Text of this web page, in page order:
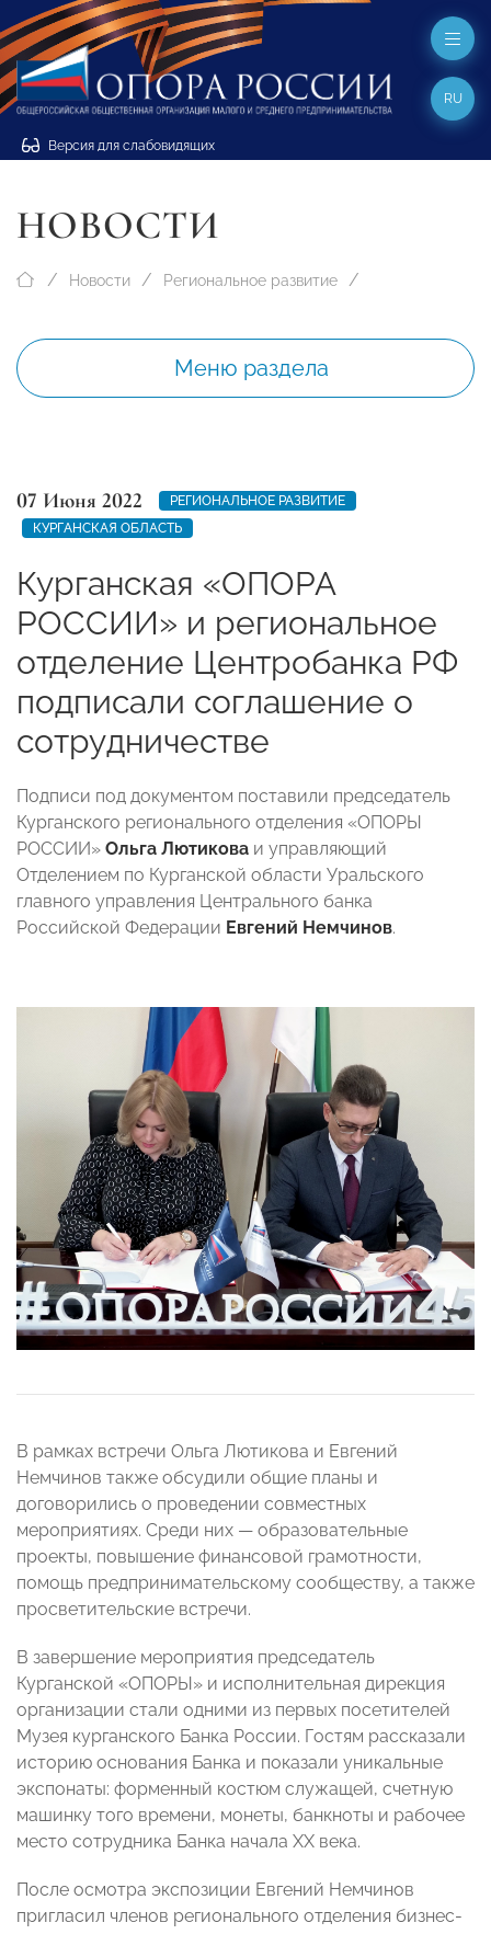
Версия для слабовидящих
RU
НОВОСТИ
Новости Региональное развитие
Меню раздела
07 Июня 2022
РЕГИОНАЛЬНОЕ РАЗВИТИЕ
КУРГАНСКАЯ ОБЛАСТЬ
Курганская «ОПОРА
РОССИИ» и региональное
отделение Центробанка РФ
подписали соглашение о
сотрудничестве
Подписи под документом поставили председатель
Курганского регионального отделения «ОПОРЫ
РОССИИ» Ольга Лютикова и управляющий
Отделением по Курганской области Уральского
главного управления Центрального банка
Российской Федерации Евгений Немчинов.
В рамках встречи Ольга Лютикова и Евгений
Немчинов также обсудили общие планы и
договорились о проведении совместных
мероприятиях. Среди них — образовательные
проекты, повышение финансовой грамотности,
помощь предпринимательскому сообществу, а также
просветительские встречи.
В завершение мероприятия председатель
Курганской «ОПОРЫ» и исполнительная дирекция
организации стали одними из первых посетителей
Музея курганского Банка России. Гостям рассказали
историю основания Банка и показали уникальные
экспонаты: форменный костюм служащей, счетную
машинку того времени, монеты, банкноты и рабочее
место сотрудника Банка начала XX века.
После осмотра экспозиции Евгений Немчинов
пригласил членов регионального отделения бизнес-